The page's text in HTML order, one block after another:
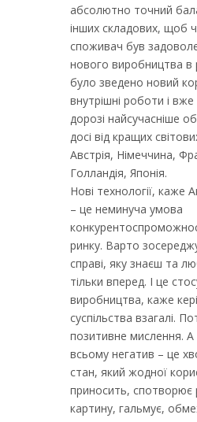
абсолютно точний
інших складових, щоб
споживач був
нового виробництва в
було зведено новий
внутрішні роботи і
дорозі найсучасніше
досі від кращих
Австрія, Німеччина,
Голландія, Японія.
Нові технології, каже
– це неминуча умова
ринку. Варто
справі, яку знаєш та
тільки вперед. І це
виробництва, каже
суспільства взагалі.
позитивне мислення.
всьому негатив – це
стан, який жодної
приносить, спотворює
картину, гальмує,